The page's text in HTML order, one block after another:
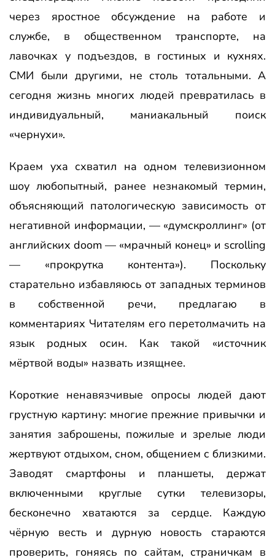
через яростное обсуждение на работе и
службе, в общественном транспорте, на
лавочках у подъездов, в гостиных и кухнях.
СМИ были другими, не столь тотальными. А
сегодня жизнь многих людей превратилась в
индивидуальный, маниакальный поиск
«чернухи».
Краем уха схватил на одном телевизионном
шоу любопытный, ранее незнакомый термин,
объясняющий патологическую зависимость от
негативной информации, — «думскроллинг» (от
английских doom — «мрачный конец» и scrolling
— «прокрутка контента»). Поскольку
старательно избавляюсь от западных терминов
в собственной речи, предлагаю в
комментариях Читателям его перетолмачить на
язык родных осин. Как такой «источник
мёртвой воды» назвать изящнее.
Короткие ненавязчивые опросы людей дают
грустную картину: многие прежние привычки и
занятия заброшены, пожилые и зрелые люди
жертвуют отдыхом, сном, общением с близкими.
Заводят смартфоны и планшеты, держат
включенными круглые сутки телевизоры,
бесконечно хватаются за сердце. Каждую
чёрную весть и дурную новость стараются
проверить, гоняясь по сайтам, страничкам в